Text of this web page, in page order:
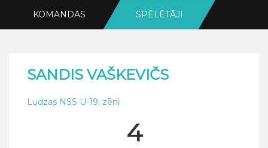
KOMANDAS SPĒLĒTĀJI
SANDIS VAŠKEVIČS
Ludzas NSS U-19, zēni
4